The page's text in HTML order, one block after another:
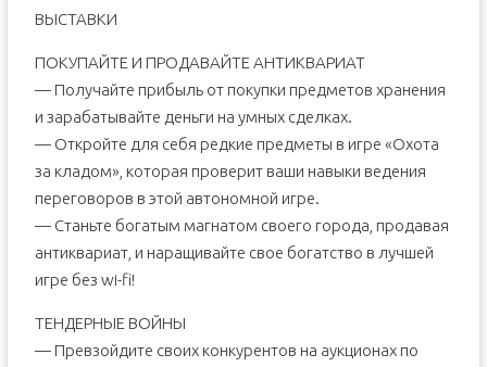
ВЫСТАВКИ
ПОКУПАЙТЕ И ПРОДАВАЙТЕ АНТИКВАРИАТ
— Получайте прибыль от покупки предметов хранения
и зарабатывайте деньги на умных сделках.
— Откройте для себя редкие предметы в игре «Охота
за кладом», которая проверит ваши навыки ведения
переговоров в этой автономной игре.
— Станьте богатым магнатом своего города, продавая
антиквариат, и наращивайте свое богатство в лучшей
игре без wi-fi!
ТЕНДЕРНЫЕ ВОЙНЫ
— Превзойдите своих конкурентов на аукционах по